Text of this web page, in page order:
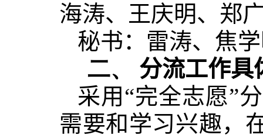
海涛、王庆明、郑
秘书：雷涛、焦
二、 分流工作具
采用“完全志愿”
需要和学习兴趣，